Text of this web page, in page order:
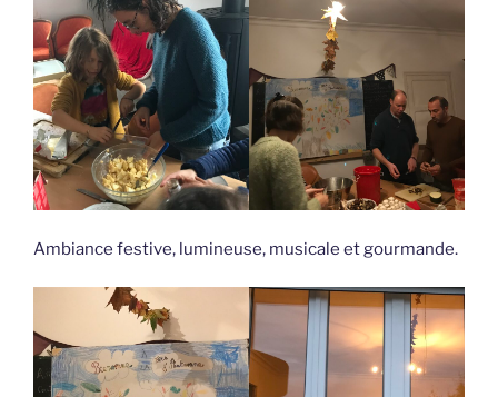
Ambiance festive, lumineuse, musicale et gourmande.